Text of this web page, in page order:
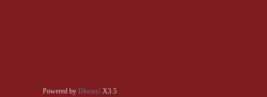
Powered by Discuz! X3.5